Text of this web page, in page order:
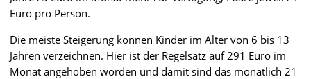
Euro pro Person.
Die meiste Steigerung können Kinder im Alter von 6 bis 13
Jahren verzeichnen. Hier ist der Regelsatz auf 291 Euro im
Monat angehoben worden und damit sind das monatlich 21